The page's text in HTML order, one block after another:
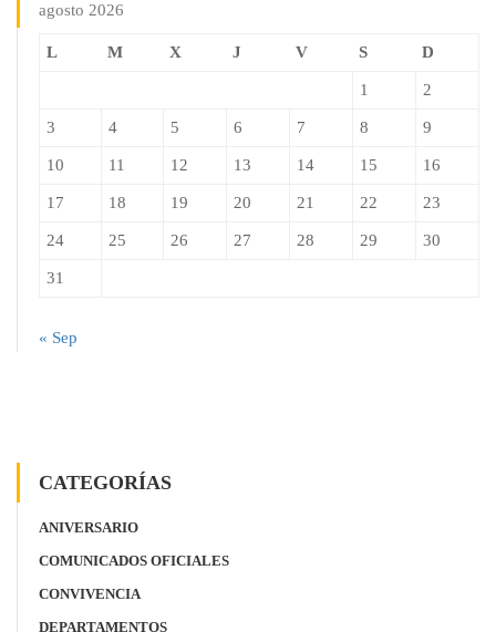
agosto 2026
L M X J V S D
1 2
3 4 5 6 7 8 9
10 11 12 13 14 15 16
17 18 19 20 21 22 23
24 25 26 27 28 29 30
31
« Sep
CATEGORÍAS
ANIVERSARIO
COMUNICADOS OFICIALES
CONVIVENCIA
DEPARTAMENTOS